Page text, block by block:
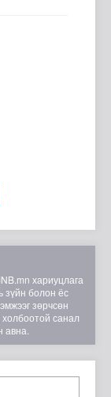
хариуцлага
зүйн болон ёс
зөрчсөн
холбоотой санал
авна.